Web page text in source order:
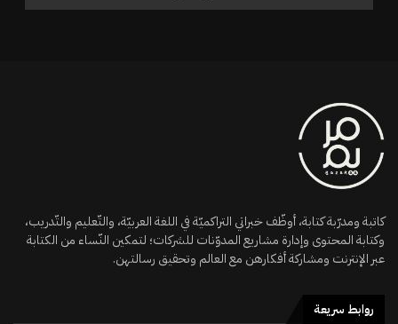
كاتبة ومدرّبة كتابة، أوظّف خبراتي التراكميّة في اللغة العربيّة، والتّعليم والتّدريب،
وكتابة المحتوى وإدارة مشاريع المدوّنات للشركات؛ لتمكين النّساء من الكتابة
عبر الإنترنت ومشاركة أفكارهن مع العالم وتحقيق رسالتهن.
روابط سريعة